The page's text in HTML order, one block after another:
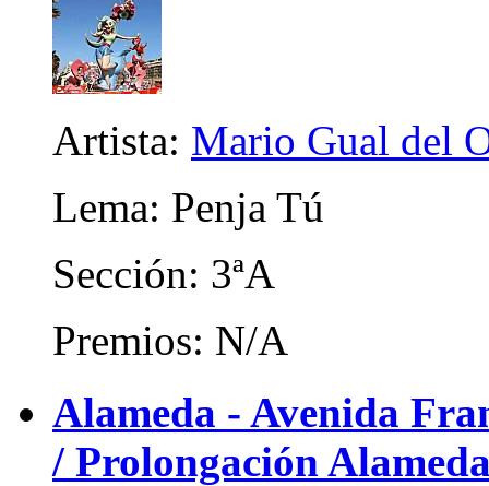
Artista: Mario Gual del
Lema: Penja Tú
Sección: 3ªA
Premios: N/A
Alameda - Avenida
/ Prolongación